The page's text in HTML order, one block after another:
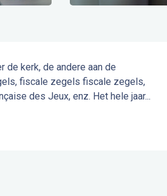
de kerk, de andere aan de
fiscale zegels fiscale zegels,
des Jeux, enz. Het hele jaar...